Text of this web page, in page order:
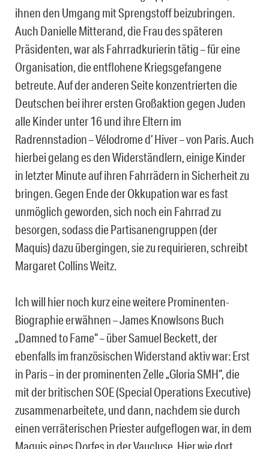
ihnen den Umgang mit Sprengstoff beizubringen.
Auch Danielle Mitterand, die Frau des späteren
Präsidenten, war als Fahrradkurierin tätig – für eine
Organisation, die entflohene Kriegsgefangene
betreute. Auf der anderen Seite konzentrierten die
Deutschen bei ihrer ersten Großaktion gegen Juden
alle Kinder unter 16 und ihre Eltern im
Radrennstadion – Vélodrome d‘ Hiver – von Paris. Auch
hierbei gelang es den Widerständlern, einige Kinder
in letzter Minute auf ihren Fahrrädern in Sicherheit zu
bringen. Gegen Ende der Okkupation war es fast
unmöglich geworden, sich noch ein Fahrrad zu
besorgen, sodass die Partisanengruppen (der
Maquis) dazu übergingen, sie zu requirieren, schreibt
Margaret Collins Weitz.
Ich will hier noch kurz eine weitere Prominenten-
Biographie erwähnen – James Knowlsons Buch
„Damned to Fame“ – über Samuel Beckett, der
ebenfalls im französischen Widerstand aktiv war: Erst
in Paris – in der prominenten Zelle „Gloria SMH“, die
mit der britischen SOE (Special Operations Executive)
zusammenarbeitete, und dann, nachdem sie durch
einen verräterischen Priester aufgeflogen war, in dem
Maquis eines Dorfes in der Vaucluse. Hier wie dort